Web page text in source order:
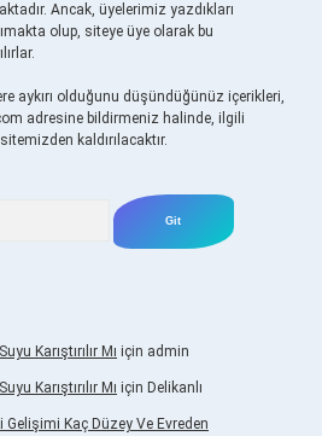
Ancak, üyelerimiz yazdıkları
olup, siteye üye olarak bu
aykırı olduğunu düşündüğünüz içerikleri,
adresine bildirmeniz halinde, ilgili
kaldırılacaktır.
Karıştırılır Mı için admin
Karıştırılır Mı için Delikanlı
Gelişimi Kaç Düzey Ve Evreden